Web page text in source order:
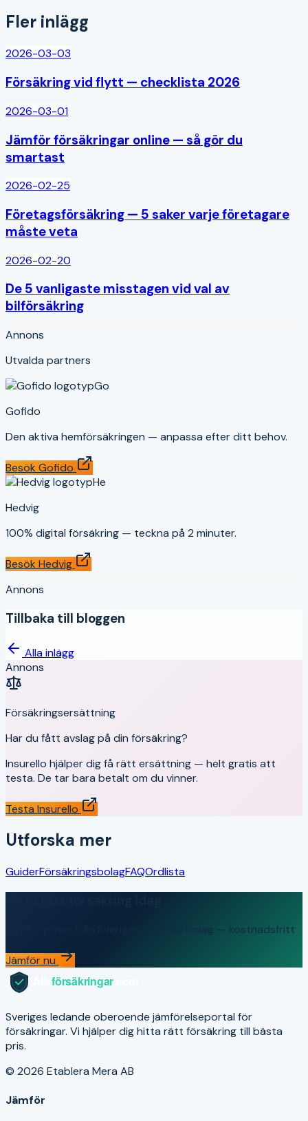
Fler inlägg
2026-03-03
Försäkring vid flytt — checklista 2026
2026-03-01
Jämför försäkringar online — så gör du
smartast
2026-02-25
Företagsförsäkring — 5 saker varje företagare
måste veta
2026-02-20
De 5 vanligaste misstagen vid val av
bilförsäkring
Annons
Utvalda partners
Go
Gofido
Den aktiva hemförsäkringen — anpassa efter ditt behov.
Besök Gofido
He
Hedvig
100% digital försäkring — teckna på 2 minuter.
Besök Hedvig
Annons
Tillbaka till bloggen
Alla inlägg
Annons
Försäkringsersättning
Har du fått avslag på din försäkring?
Insurello hjälper dig få rätt ersättning — helt gratis att
testa. De tar bara betalt om du vinner.
Testa Insurello
Utforska mer
GuiderFörsäkringsbolagFAQOrdlista
Jämför priser från Sveriges ledande bolag — kostnadsfritt
Jämför nu
Sveriges ledande oberoende jämförelseportal för
försäkringar. Vi hjälper dig hitta rätt försäkring till bästa
pris.
© 2026 Etablera Mera AB
Jämför